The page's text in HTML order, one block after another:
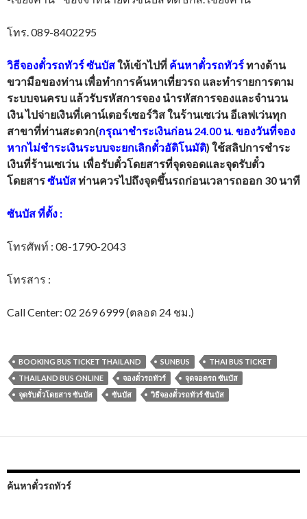
โทร. 089-8402295
วิธีจองตั๋วรถทัวร์ซันบัสให้เข้าไปที่ ค้นหาตั๋วรถทัวร์ทางด้าน
ขวามือของท่าน เพื่อทำการค้นหาเที่ยวรถ และทำรายการตาม
ระบบจนครบ แล้วรับรหัสการจอง นำรหัสการจองและจำนวน
เงิน ไปจ่ายเงินที่เคาน์เตอร์เซอร์วิส ในร้านเซเว่น อีเลฟเว่นทุก
สาขาที่ท่านสะดวก(กรุณาชำระเงินก่อน 24.00 น. ของวันที่จอง
หากไม่ชำระเงินระบบจะยกเลิกตั๋วอัติโนมัติ) ใช้สลิปการชำระ
เงินที่ร้านเซเว่น เพื่อรับตั๋วโดยสารที่จุดจอดและจุดรับตั๋ว
โดยสารซันบัสท่านควรไปถึงจุดขึ้นรถก่อนเวลารถออก 30 นาที
ซันบัสที่ตั้ง :
โทรศัพท์ : 08-1790-2043
โทรสาร :
Call Center: 02 269 6999 (ตลอด 24 ชม.)
BOOKING BUS TICKET THAILAND SUNBUS
THAI BUS TICKET
THAILAND BUS ONLINE
จองตั๋วรถทัวร์
จุดจอดรถ ซันบัส
จุดรับตั๋วโดยสาร ซันบัส
ซันบัส วิธีจองตั๋วรถทัวร์ ซันบัส
ค้นหาตั๋วรถทัวร์